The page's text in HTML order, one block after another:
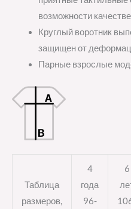
возможности
Круглый воротник
защищен от
Парные взрослые
Таблица
размеров,
4
года
96-
6